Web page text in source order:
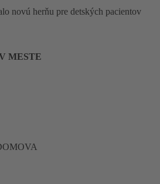
novú herňu pre detských pacientov
MESTE